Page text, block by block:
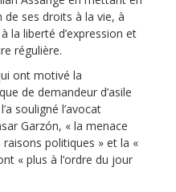
ses droits à la vie, à
la liberté d’expression et
régulière.
ont motivé la
de demandeur d’asile
souligné l’avocat
Garzón, « la menace
politiques » et la «
« plus à l’ordre du jour